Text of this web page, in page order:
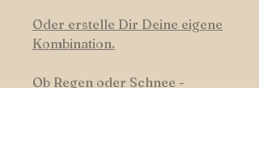
Oder erstelle Dir Deine eigene
Kombination.
Ob Regen oder Schnee -